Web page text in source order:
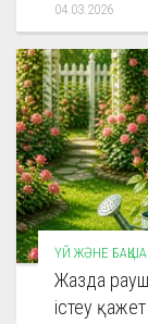
04.03.2026
ҮЙ ЖӘНЕ БАҚША
Жазда
істеу қажет